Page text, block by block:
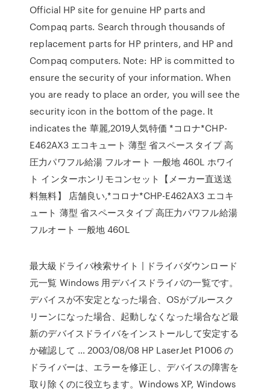
Official HP site for genuine HP parts and
Compaq parts. Search through thousands of
replacement parts for HP printers, and HP and
Compaq computers. Note: HP is committed to
ensure the security of your information. When
you are ready to place an order, you will see the
security icon in the bottom of the page. It
indicates the 華麗,2019人気特価 *コロナ*CHP-
E462AX3 エコキュート 薄型 省スペースタイプ 高
圧力パワフル給湯 フルオート 一般地 460L ホワイ
ト インターホンリモコンセット【メーカー直送送
料無料】 店舗良い,*コロナ*CHP-E462AX3 エコキ
ュート 薄型 省スペースタイプ 高圧力パワフル給湯
フルオート 一般地 460L
最大級ドライバ検索サイト | ドライバダウンロード
元一覧 Windows 用デバイスドライバの一覧です。
デバイスが不安定となった場合、OSがブルースク
リーンになった場合、起動しなくなった場合など最
新のデバイスドライバをインストールして安定する
か確認して … 2003/08/08 HP LaserJet P1006 の
ドライバーは、エラーを修正し、デバイスの障害を
取り除くのに役立ちます。Windows XP, Windows